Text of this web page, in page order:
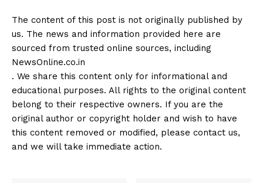
The content of this post is not originally published by
us. The news and information provided here are
sourced from trusted online sources, including
NewsOnline.co.in
. We share this content only for informational and
educational purposes. All rights to the original content
belong to their respective owners. If you are the
original author or copyright holder and wish to have
this content removed or modified, please contact us,
and we will take immediate action.